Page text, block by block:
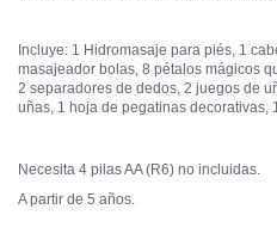
Incluye: 1 Hidromasaje para piés, 1
masajeador bolas, 8 pétalos mágicos
2 separadores de dedos, 2 juegos de
uñas, 1 hoja de pegatinas decorativas,
Necesita 4 pilas AA (R6) no incluidas.
A partir de 5 años.